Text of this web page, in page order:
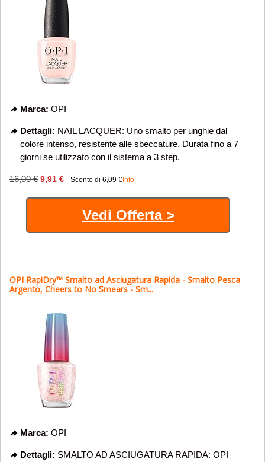
Marca: OPI
Dettagli: NAIL LACQUER: Uno smalto per unghie dal
colore intenso, resistente alle sbeccature. Durata fino a 7
giorni se utilizzato con il sistema a 3 step.
16,00 € 9,91 € - Sconto di 6,09 € Info
Vedi Offerta >
OPI RapiDry™ Smalto ad Asciugatura Rapida - Smalto Pesca
Argento, Cheers to No Smears - Sm...
Marca: OPI
Dettagli: SMALTO AD ASCIUGATURA RAPIDA: OPI